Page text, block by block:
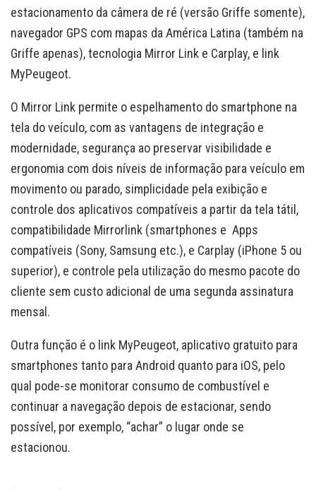
estacionamento da câmera de ré (versão Griffe somente),
navegador GPS com mapas da América Latina (também na
Griffe apenas), tecnologia Mirror Link e Carplay, e link
MyPeugeot.
O Mirror Link permite o espelhamento do smartphone na
tela do veículo, com as vantagens de integração e
modernidade, segurança ao preservar visibilidade e
ergonomia com dois níveis de informação para veículo em
movimento ou parado, simplicidade pela exibição e
controle dos aplicativos compatíveis a partir da tela tátil,
compatibilidade Mirrorlink (smartphones e Apps
compatíveis (Sony, Samsung etc.), e Carplay (iPhone 5 ou
superior), e controle pela utilização do mesmo pacote do
cliente sem custo adicional de uma segunda assinatura
mensal.
Outra função é o link MyPeugeot, aplicativo gratuito para
smartphones tanto para Android quanto para iOS, pelo
qual pode-se monitorar consumo de combustível e
continuar a navegação depois de estacionar, sendo
possível, por exemplo, “achar” o lugar onde se
estacionou.